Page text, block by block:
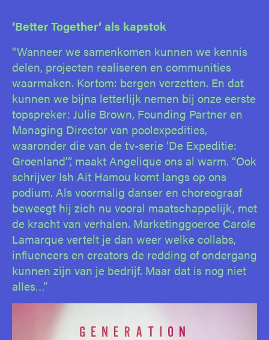
‘Better Together’ als kapstok
“Wanneer we samenkomen kunnen we kennis
delen, projecten realiseren en communities
waarmaken. Kortom: bergen verzetten. En dat
kunnen we bijna letterlijk nemen bij onze eerste
topspreker: Julie Brown, Founding Partner en
Managing Director van poolexpedities,
waaronder die van de tv-serie ‘De Expeditie:
Groenland’”, maakt Angelique ons al warm. “Ook
schrijver Ish Ait Hamou komt langs op ons
podium. Als voormalig danser en choreograaf
beweegt hij zich nu vooral maatschappelijk, met
de kracht van verhalen. Marketinggoeroe Carole
Lamarque vertelt je dan weer welke collabs,
influencers en creators de redding of ondergang
kunnen zijn van je bedrijf. Maar dat is nog niet
alles…”